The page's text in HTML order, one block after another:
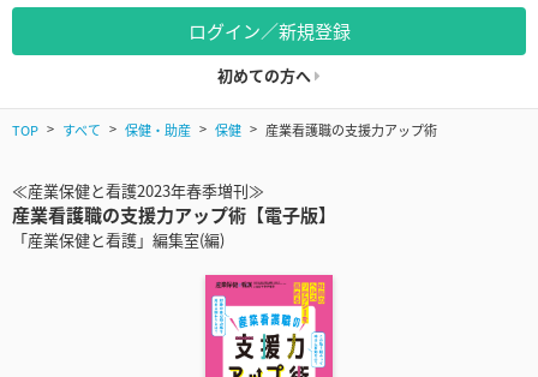
ログイン／新規登録
初めての方へ
TOP すべて 保健・助産 保健 産業看護職の支援力アップ術
≪産業保健と看護2023年春季増刊≫
産業看護職の支援力アップ術【電子版】
「産業保健と看護」編集室(編)